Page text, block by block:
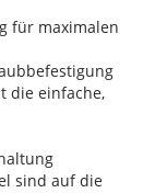
für maximalen
die einfache,
sind auf die